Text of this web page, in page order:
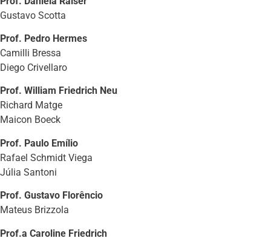
Gustavo Scotta
Prof. Pedro Hermes
Camilli Bressa
Diego Crivellaro
Prof. William Friedrich Neu
Richard Matge
Maicon Boeck
Prof. Paulo Emílio
Rafael Schmidt Viega
Júlia Santoni
Prof. Gustavo Florêncio
Mateus Brizzola
Prof.a Caroline Friedrich